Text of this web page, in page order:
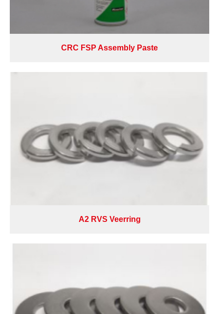
CRC FSP Assembly Paste
A2 RVS Veerring